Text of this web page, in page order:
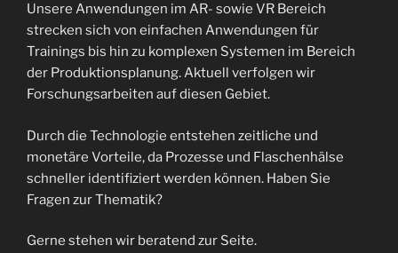
Unsere Anwendungen im AR- sowie VR Bereich
strecken sich von einfachen Anwendungen für
Trainings bis hin zu komplexen Systemen im Bereich
der Produktionsplanung. Aktuell verfolgen wir
Forschungsarbeiten auf diesen Gebiet.
Durch die Technologie entstehen zeitliche und
monetäre Vorteile, da Prozesse und Flaschenhälse
schneller identifiziert werden können. Haben Sie
Fragen zur Thematik?
Gerne stehen wir beratend zur Seite.